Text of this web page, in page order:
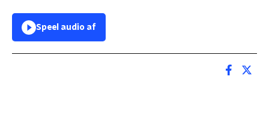
Speel audio af